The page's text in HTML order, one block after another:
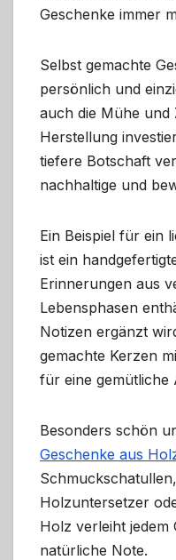
Geschenke immer
Selbst gemachte
persönlich und
auch die Mühe und
Herstellung
tiefere Botschaft
nachhaltige und
Ein Beispiel für ein
ist ein
Erinnerungen aus
Lebensphasen
Notizen ergänzt
gemachte Kerzen
für eine gemütliche
Besonders schön
Geschenke aus
Holzuntersetzer
Holz verleiht jedem
natürliche Note.